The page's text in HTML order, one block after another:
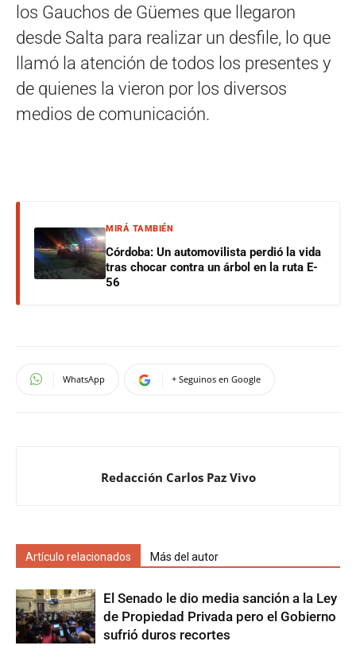
los Gauchos de Güemes que llegaron
desde Salta para realizar un desfile, lo que
llamó la atención de todos los presentes y
de quienes la vieron por los diversos
medios de comunicación.
MIRÁ TAMBIÉN
Córdoba: Un automovilista perdió la vida
tras chocar contra un árbol en la ruta E-
56
WhatsApp + Seguinos en Google
Redacción Carlos Paz Vivo
Artículo relacionados Más del autor
El Senado le dio media sanción a la Ley
de Propiedad Privada pero el Gobierno
sufrió duros recortes